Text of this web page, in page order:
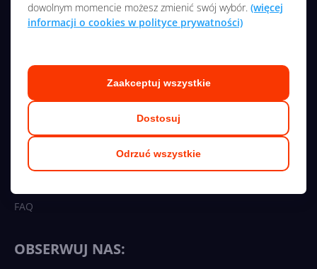
dowolnym momencie możesz zmienić swój wybór. (więcej
informacji o cookies w polityce prywatności)
Odrzuć wszystkie
Dostosuj
Zaakceptuj wszystkie
NASZE SERWISY
O nas
Kariera
Polityka prywatności
Współpraca
FAQ
OBSERWUJ NAS: